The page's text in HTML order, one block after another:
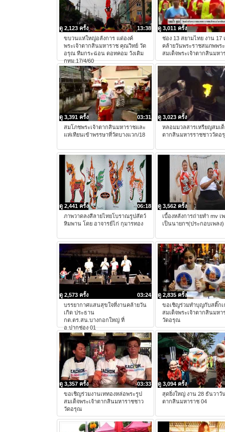
13:38
ดู 2,123 ครั้ง
ขบวนแห่ใหญ่อลังการ แด่องค์
พระเจ้าตากสินมหาราช คุณวิทย์ วัด
อรุณ ทีมกระฉ่อน ดอทคอม วังเดิม
กทม.17/4/60
ดู 3,011 ครั้ง
ช่อง 13 สยามไทย งาน 17
คล้ายวันพระราชสมภพพร
สมเด็จพระเจ้าตากสินมหา
03:31
ดู 3,391 ครั้ง
สมโภชพระเจ้าตากสินมหาราชและ
แห่เทียนเข้าพรรษาที่วัดบางแวก/18
ดู 3,023 ครั้ง
หลอมมวลสารเหรียญสมเด็
ตากสินมหารราชชาววัดอ
06:18
ดู 2,441 ครั้ง
ภาพวาดลงสีลายไทยโบราณรูปสัตว์
หิมพาน โดย อาจารย์ไก่ กุมารทอง
ดู 3,562 ครั้ง
เบื้องหลังการถ่ายทำ mv เ
เป็นนายกฯ(ประกอบเพลง)
03:24
ดู 2,573 ครั้ง
บรรยากาศแสนสุขใจที่งานคล้ายวัน
เกิด ประธาน
กต.ตร.สน.บางกอกใหญ่ ที่
อ.ปากช่อง 01
ดู 2,835 ครั้ง
ขอเชิญร่วมทำบุญกับสติ๊กเ
สมเด็จพระเจ้าตากสินมหา
วัดอรุณ
03:33
ดู 3,357 ครั้ง
ขอเชิญร่วมงานเททองหล่อพระรูป
สมเด็จพระเจ้าตากสินมหาราชชาว
วัดอรุณ
ดู 3,094 ครั้ง
สุดยิ่งใหญ่ งาน 28 ธันวาวั
ตากสินมหาราช 04